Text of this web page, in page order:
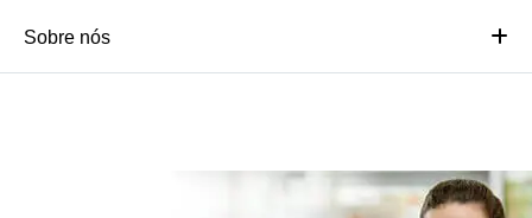
Sobre nós